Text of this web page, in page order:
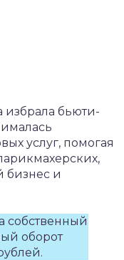
бьюти-
услуг, помогая
бизнес и
собственный
оборот